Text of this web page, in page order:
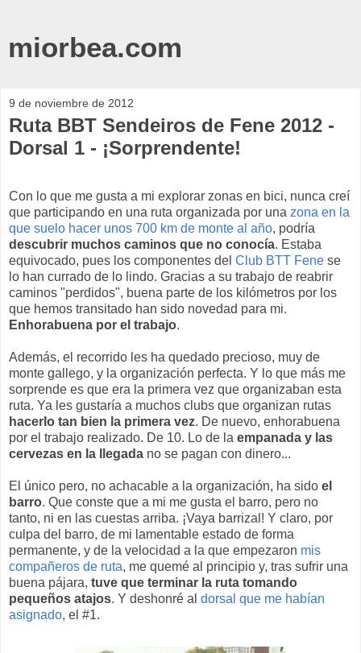
miorbea.com
9 de noviembre de 2012
Ruta BBT Sendeiros de Fene 2012 -
Dorsal 1 - ¡Sorprendente!
Con lo que me gusta a mi explorar zonas en bici, nunca creí
que participando en una ruta organizada por una zona en la
que suelo hacer unos 700 km de monte al año, podría
descubrir muchos caminos que no conocía. Estaba
equivocado, pues los componentes del Club BTT Fene se
lo han currado de lo lindo. Gracias a su trabajo de reabrir
caminos "perdidos", buena parte de los kilómetros por los
que hemos transitado han sido novedad para mi.
Enhorabuena por el trabajo.
Además, el recorrido les ha quedado precioso, muy de
monte gallego, y la organización perfecta. Y lo que más me
sorprende es que era la primera vez que organizaban esta
ruta. Ya les gustaría a muchos clubs que organizan rutas
hacerlo tan bien la primera vez. De nuevo, enhorabuena
por el trabajo realizado. De 10. Lo de la empanada y las
cervezas en la llegada no se pagan con dinero...
El único pero, no achacable a la organización, ha sido el
barro. Que conste que a mi me gusta el barro, pero no
tanto, ni en las cuestas arriba. ¡Vaya barrizal! Y claro, por
culpa del barro, de mi lamentable estado de forma
permanente, y de la velocidad a la que empezaron mis
compañeros de ruta, me quemé al principio y, tras sufrir una
buena pájara, tuve que terminar la ruta tomando
pequeños atajos. Y deshonré al dorsal que me habían
asignado, el #1.